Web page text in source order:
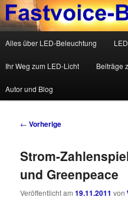
Fastvoice-Blog
Wolfgang Messer über LED,
Zum Inhalt wechseln
Zum sekundären Inhalt wechseln
Alles über LED-Beleuchtung
Ihr Weg zum LED-Licht Beiträge
Autor und Blog
Beitrags-Navigation
← Vorherige
Strom-
und Greenpeace
Veröffentlicht am19.11.2011 von